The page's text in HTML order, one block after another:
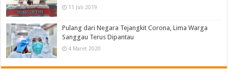
11 Juli 2019
Pulang dari Negara Tejangkit Corona, Lima Warga
Sanggau Terus Dipantau
4 Maret 2020